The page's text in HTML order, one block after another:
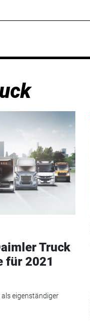
Truck
für 2021
als eigenständiger